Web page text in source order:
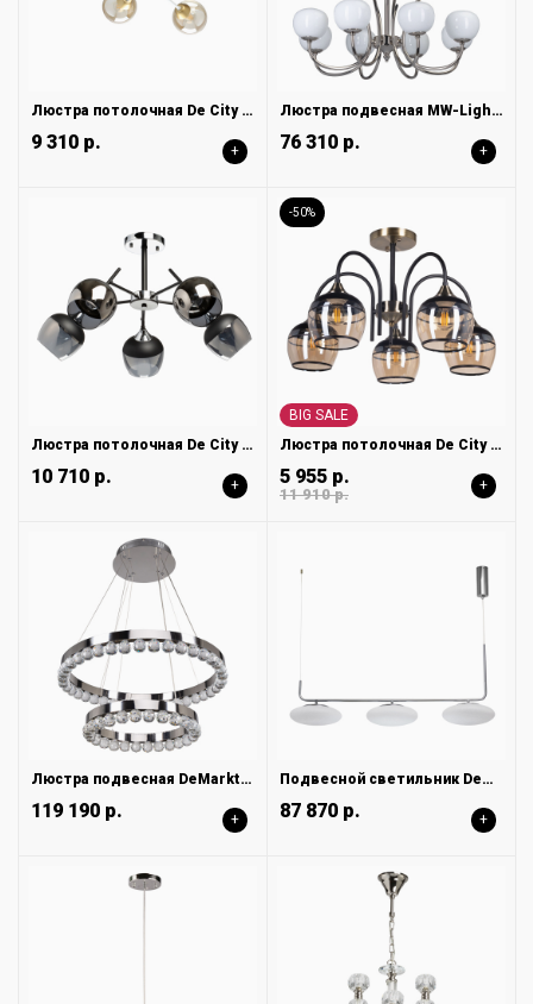
Люстра потолочная De City Вита 220013606
9 310 р. +
Люстра подвесная MW-Light Оливия 306014808
76 310 р. +
Люстра потолочная De City Альфа 324016605
10 710 р. +
-50%
BIG SALE
Люстра потолочная De City Блеск 315015605
5 955 р.
11 910 р. +
Люстра подвесная DeMarkt Глобула 690010502
119 190 р. +
Подвесной светильник DeMarkt Ауксис 722010803
87 870 р. +